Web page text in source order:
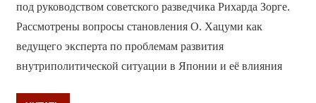
под руководством советского разведчика Рихарда Зорге.
Рассмотрены вопросы становления О. Хацуми как
ведущего эксперта по проблемам развития
внутриполитической ситуации в Японии и её влияния